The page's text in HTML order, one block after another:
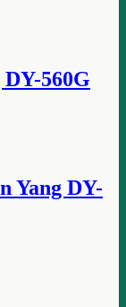
560G
Yang DY-